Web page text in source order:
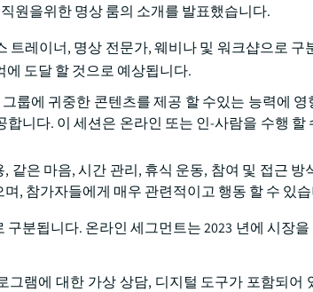
원을위한 명상 룸의 소개를 발표했습니다.
레이너, 명상 전문가, 웨비나 및 워크샵으로 구
에 도달 할 것으로 예상됩니다.
룹에 귀중한 콘텐츠를 제공 할 수있는 능력에
니다. 이 세션은 온라인 또는 인-사람을 수행 할
은 마음, 시간 관리, 휴식 운동, 참여 및 접근 방
, 참가자들에게 매우 관련적이고 행동 할 수 있
분됩니다. 온라인 세그먼트는 2023 년에 시장
램에 대한 가상 상담, 디지털 도구가 포함되어